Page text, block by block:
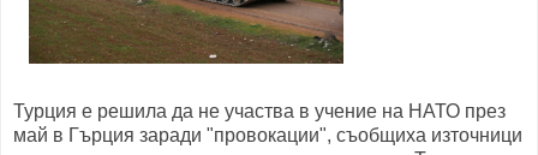
Турция е решила да не участва в учение на НАТО през
май в Гърция заради "провокации", съобщиха източници